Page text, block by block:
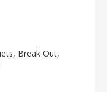
Break Out,